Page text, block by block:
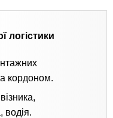
логістики
кордоном.
водія.